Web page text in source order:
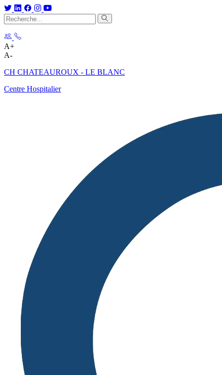
A+
A-
CH CHATEAUROUX - LE BLANC
Centre Hospitalier